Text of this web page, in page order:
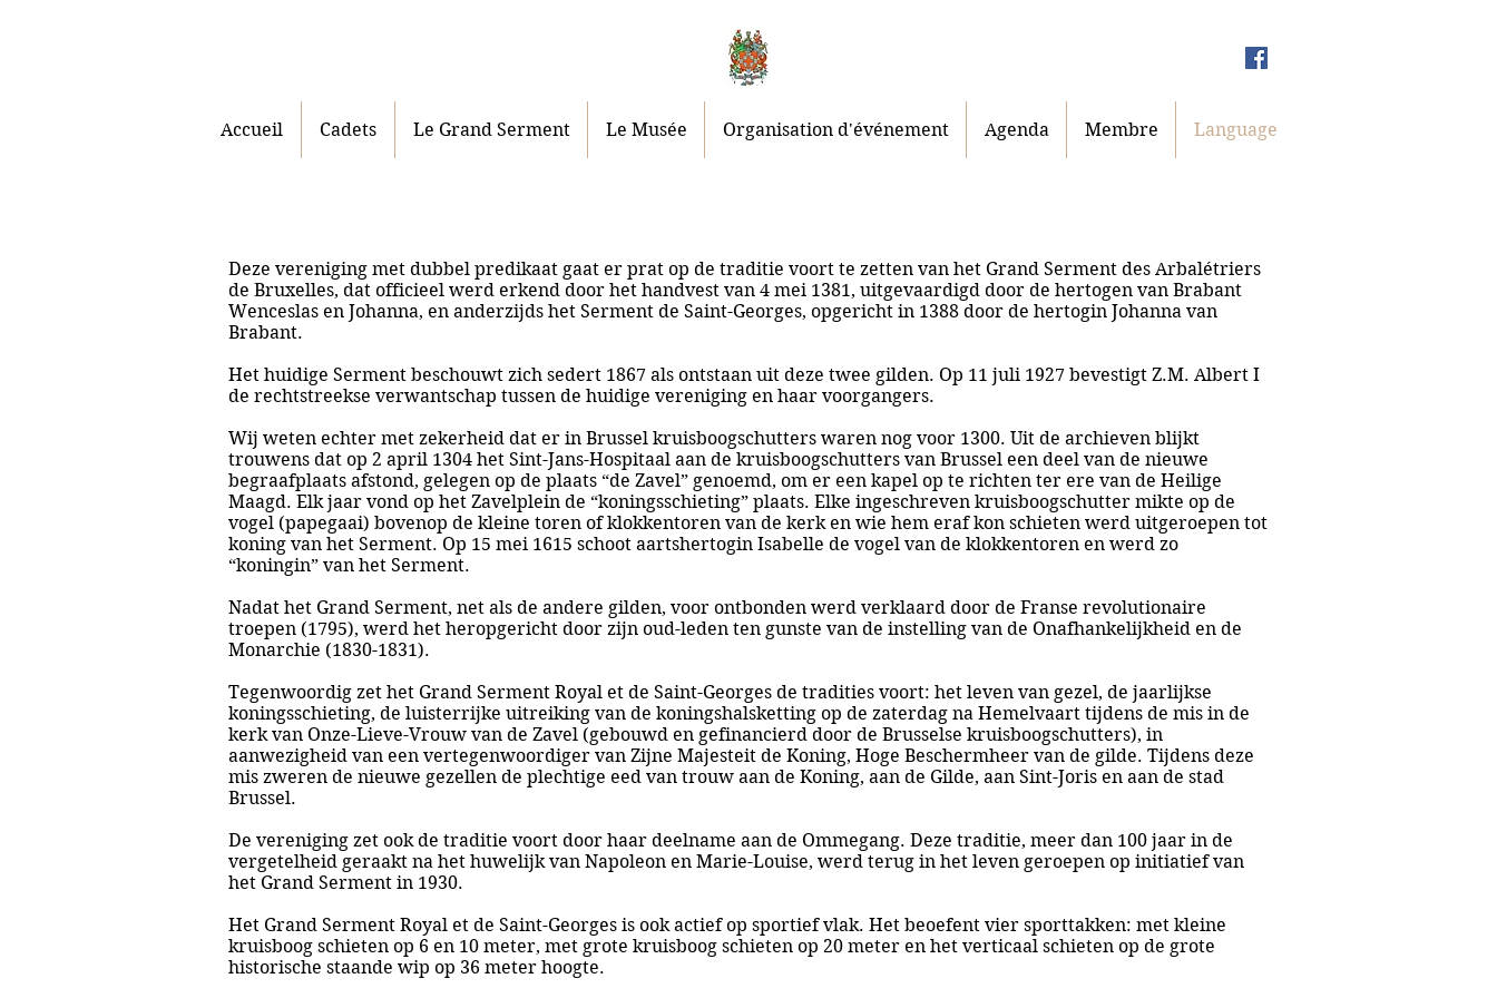
Accueil Cadets Le Grand Serment Le Musée Organisation d'événement Agenda Membre Language
Deze vereniging met dubbel predikaat gaat er prat op de traditie voort te zetten van het Grand Serment des Arbalétriers
de Bruxelles, dat officieel werd erkend door het handvest van 4 mei 1381, uitgevaardigd door de hertogen van Brabant
Wenceslas en Johanna, en anderzijds het Serment de Saint-Georges, opgericht in 1388 door de hertogin Johanna van
Brabant.
Het huidige Serment beschouwt zich sedert 1867 als ontstaan uit deze twee gilden. Op 11 juli 1927 bevestigt Z.M. Albert I
de rechtstreekse verwantschap tussen de huidige vereniging en haar voorgangers.
Wij weten echter met zekerheid dat er in Brussel kruisboogschutters waren nog voor 1300. Uit de archieven blijkt
trouwens dat op 2 april 1304 het Sint-Jans-Hospitaal aan de kruisboogschutters van Brussel een deel van de nieuwe
begraafplaats afstond, gelegen op de plaats “de Zavel” genoemd, om er een kapel op te richten ter ere van de Heilige
Maagd. Elk jaar vond op het Zavelplein de “koningsschieting” plaats. Elke ingeschreven kruisboogschutter mikte op de
vogel (papegaai) bovenop de kleine toren of klokkentoren van de kerk en wie hem eraf kon schieten werd uitgeroepen tot
koning van het Serment. Op 15 mei 1615 schoot aartshertogin Isabelle de vogel van de klokkentoren en werd zo
“koningin” van het Serment.
Nadat het Grand Serment, net als de andere gilden, voor ontbonden werd verklaard door de Franse revolutionaire
troepen (1795), werd het heropgericht door zijn oud-leden ten gunste van de instelling van de Onafhankelijkheid en de
Monarchie (1830-1831).
Tegenwoordig zet het Grand Serment Royal et de Saint-Georges de tradities voort: het leven van gezel, de jaarlijkse
koningsschieting, de luisterrijke uitreiking van de koningshalsketting op de zaterdag na Hemelvaart tijdens de mis in de
kerk van Onze-Lieve-Vrouw van de Zavel (gebouwd en gefinancierd door de Brusselse kruisboogschutters), in
aanwezigheid van een vertegenwoordiger van Zijne Majesteit de Koning, Hoge Beschermheer van de gilde. Tijdens deze
mis zweren de nieuwe gezellen de plechtige eed van trouw aan de Koning, aan de Gilde, aan Sint-Joris en aan de stad
Brussel.
De vereniging zet ook de traditie voort door haar deelname aan de Ommegang. Deze traditie, meer dan 100 jaar in de
vergetelheid geraakt na het huwelijk van Napoleon en Marie-Louise, werd terug in het leven geroepen op initiatief van
het Grand Serment in 1930.
Het Grand Serment Royal et de Saint-Georges is ook actief op sportief vlak. Het beoefent vier sporttakken: met kleine
kruisboog schieten op 6 en 10 meter, met grote kruisboog schieten op 20 meter en het verticaal schieten op de grote
historische staande wip op 36 meter hoogte.